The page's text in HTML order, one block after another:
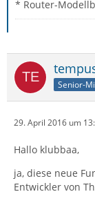
* Router-
Senior-
29. April 2016 um
Hallo klubbaa,
ja, diese neue
Entwickler von